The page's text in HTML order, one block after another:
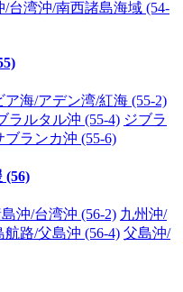
/台湾沖/南西諸島海域 (54-
ア海/アデン湾/紅海 (55-2)
ラルタル沖 (55-4) ジブラ
ブランカ沖 (55-6)
(56)
沖/台湾沖 (56-2) 九州沖/
路/父島沖 (56-4) 父島沖/